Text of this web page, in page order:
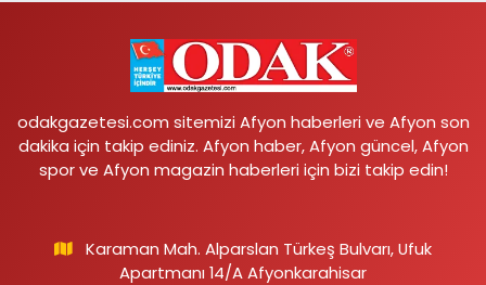
odakgazetesi.com sitemizi Afyon haberleri ve Afyon son
dakika için takip ediniz. Afyon haber, Afyon güncel, Afyon
spor ve Afyon magazin haberleri için bizi takip edin!
Karaman Mah. Alparslan Türkeş Bulvarı, Ufuk
Apartmanı 14/A Afyonkarahisar